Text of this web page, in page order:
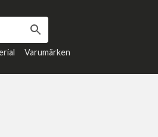
Varumärken